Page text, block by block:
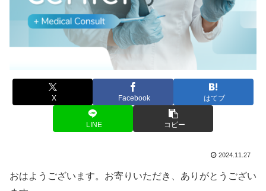
X Facebook はてブ
LINE コピー
2024.11.27
おはようございます。お寄りいただき、ありがとうござい